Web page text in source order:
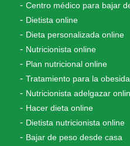
Centro médico para bajar
Dietista online
Dieta personalizada online
Nutricionista online
Plan nutricional online
Tratamiento para la
Nutricionista adelgazar
Hacer dieta online
Dietista nutricionista online
Bajar de peso desde casa